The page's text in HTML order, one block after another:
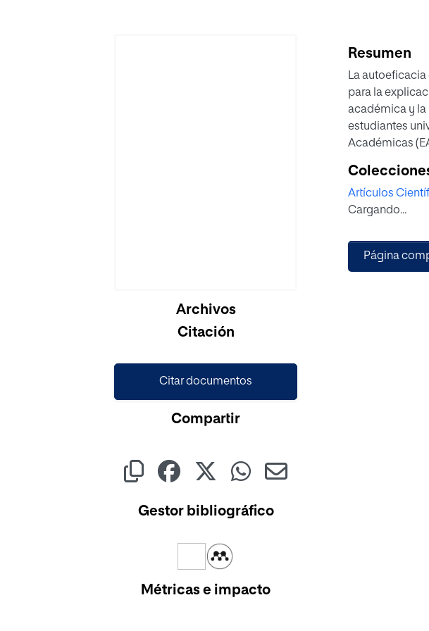
Archivos
Citación
Citar documentos
Compartir
Gestor bibliográfico
Métricas e impacto
Resumen
La
para la
académica y la
estudiantes
Académicas
Infantil y
presentan
factores a
futura labor
Artículos
Cargando...
Página